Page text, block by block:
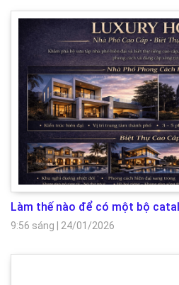
Làm thế nào để có một bộ
9:56 sáng 24/01/2026